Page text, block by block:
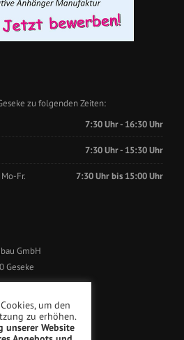
zu folgenden Zeiten:
7:30 Uhr - 16:30 Uhr
7:30 Uhr - 15:30 Uhr
Fr. 7:30 Uhr bis 15:00 Uhr
GmbH
Geseke
um den
zu erhöhen.
unserer Website